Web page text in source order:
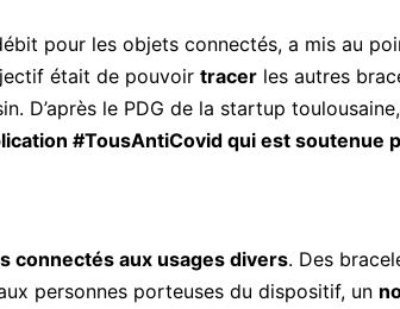
pour les objets connectés, a mis au
était de pouvoir tracer les autres
D’après le PDG de la startup
#TousAntiCovid qui est soutenue
connectés aux usages divers. Des
personnes porteuses du dispositif, un